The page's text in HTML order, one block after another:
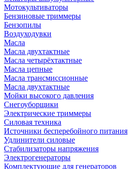
Мотокультиваторы
Бензиновые триммеры
Бензопилы
Воздуходувки
Масла
Масла двухтактные
Масла четырёхтактные
Масла цепные
Масла трансмиссионные
Масла двухтактные
Мойки высокого давления
Снегоуборщики
Электрические триммеры
Силовая техника
Источники бесперебойного питания
Удлинители силовые
Стабилизаторы напряжения
Электрогенераторы
Комплектующие для генераторов